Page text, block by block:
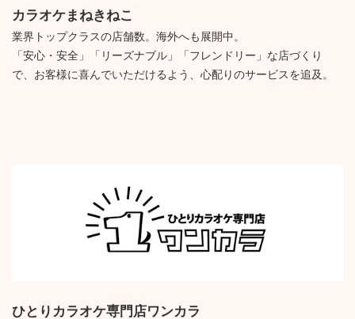
カラオケまねきねこ
業界トップクラスの店舗数。海外へも展開中。
「安心・安全」「リーズナブル」「フレンドリー」な店づくり
で、お客様に喜んでいただけるよう、心配りのサービスを追及。
ひとりカラオケ専門店ワンカラ